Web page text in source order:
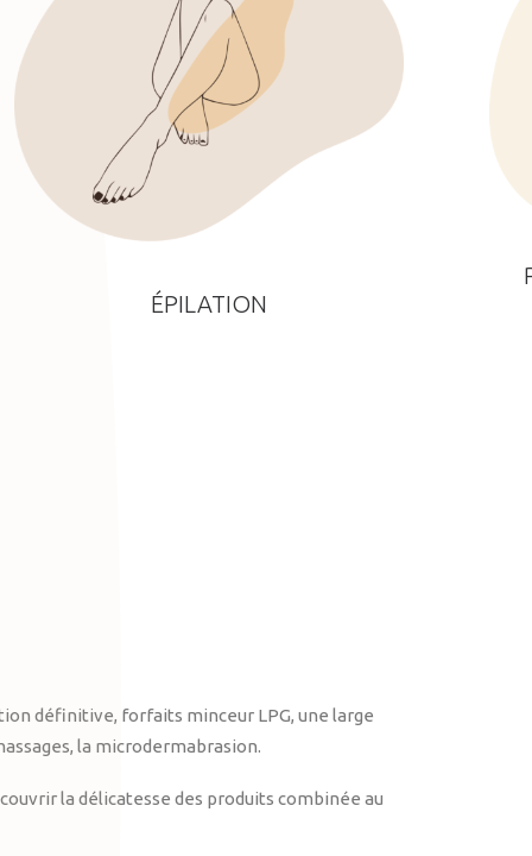
ÉPILATION
définitive, forfaits minceur LPG, une large
la microdermabrasion.
la délicatesse des produits combinée au